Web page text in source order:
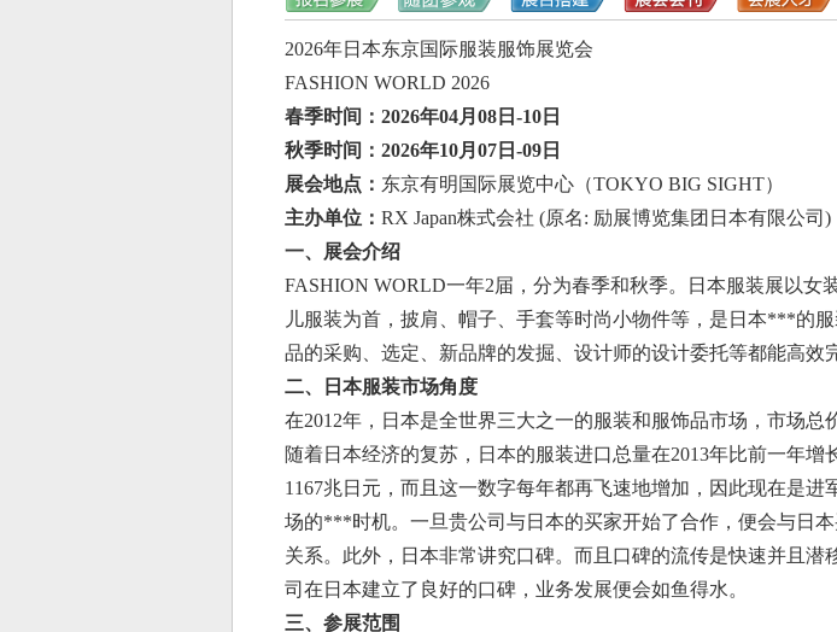
2026年日本东京国际服装服饰展览会
FASHION WORLD 2026
春季时间： 2026年04月08日-10日
秋季时间： 2026年10月07日-09日
展会地点： 东京有明国际展览中心（TOKYO BIG SIGHT）
主办单位： RX Japan株式会社 (原名: 励展博览集团日本有限公司)
一、展会介绍
FASHION WORLD一年2届，分为春季和秋季。日本服装展以女
儿服装为首，披肩、帽子、手套等时尚小物件等，是日本***的
品的采购、选定、新品牌的发掘、设计师的设计委托等都能高效
二、
日本服装市场角度
在2012年，日本是全世界三大之一的服装和服饰品市场，市场总
随着日本经济的复苏，日本的服装进口总量在2013年比前一年增
1167兆日元，而且这一数字每年都再飞速地增加，因此现在是进
场的***时机。 一旦贵公司与日本的买家开始了合作，便会与日
关系。此外，日本非常讲究口碑。而且口碑的流传是快速并且潜
司在日本建立了良好的口碑，业务发展便会如鱼得水。
三、 参展范围